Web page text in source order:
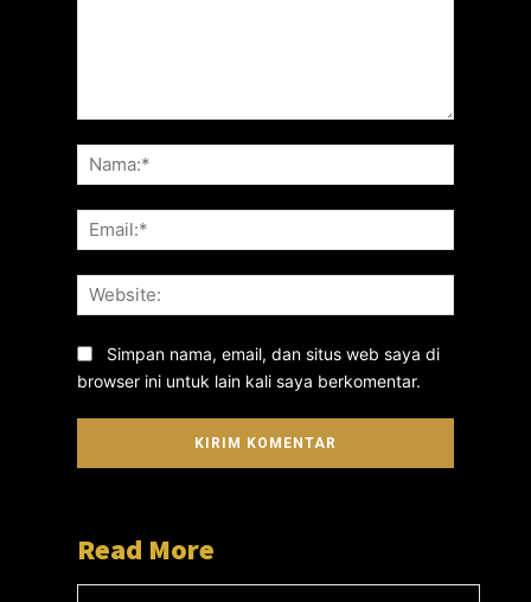
Simpan nama, email, dan situs web saya di
browser ini untuk lain kali saya berkomentar.
Read More